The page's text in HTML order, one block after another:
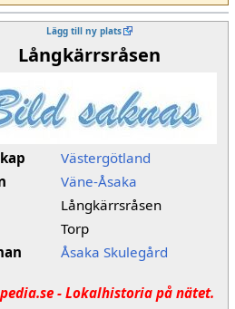
Lägg till ny plats
Långkärrsråsen
Västergötland
Väne-Åsaka
Långkärrsråsen
Torp
Åsaka Skulegård
- Lokalhistoria på nätet.